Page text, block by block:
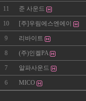
11 준 사운드
10 [주]우림에스엔에이
9 리바이트
8 (주)인켈PA
7 알파사운드
6 MICO